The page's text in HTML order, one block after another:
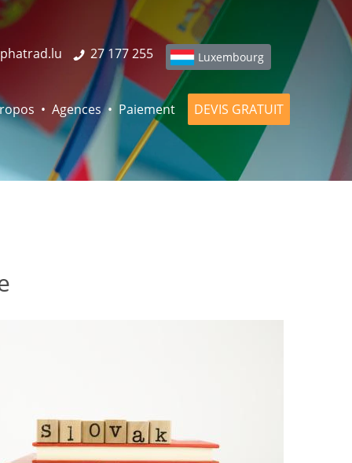
Luxembourg
27 177 255
Agences Paiement DEVIS GRATUIT